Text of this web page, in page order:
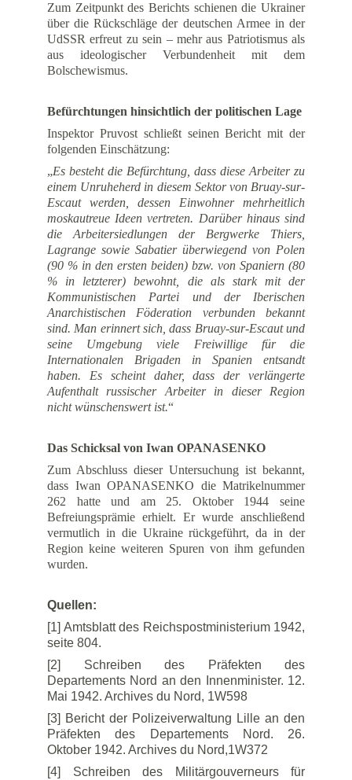
Zum Zeitpunkt des Berichts schienen die Ukrainer
über die Rückschläge der deutschen Armee in der
UdSSR erfreut zu sein – mehr aus Patriotismus als
aus ideologischer Verbundenheit mit dem
Bolschewismus.
Befürchtungen hinsichtlich der politischen Lage
Inspektor Pruvost schließt seinen Bericht mit der
folgenden Einschätzung:
„Es besteht die Befürchtung, dass diese Arbeiter zu
einem Unruheherd in diesem Sektor von Bruay-sur-
Escaut werden, dessen Einwohner mehrheitlich
moskautreue Ideen vertreten. Darüber hinaus sind
die Arbeitersiedlungen der Bergwerke Thiers,
Lagrange sowie Sabatier überwiegend von Polen
(90 % in den ersten beiden) bzw. von Spaniern (80
% in letzterer) bewohnt, die als stark mit der
Kommunistischen Partei und der Iberischen
Anarchistischen Föderation verbunden bekannt
sind. Man erinnert sich, dass Bruay-sur-Escaut und
seine Umgebung viele Freiwillige für die
Internationalen Brigaden in Spanien entsandt
haben. Es scheint daher, dass der verlängerte
Aufenthalt russischer Arbeiter in dieser Region
nicht wünschenswert ist.“
Das Schicksal von Iwan OPANASENKO
Zum Abschluss dieser Untersuchung ist bekannt,
dass Iwan OPANASENKO die Matrikelnummer
262 hatte und am 25. Oktober 1944 seine
Befreiungsprämie erhielt. Er wurde anschließend
vermutlich in die Ukraine rückgeführt, da in der
Region keine weiteren Spuren von ihm gefunden
wurden.
Quellen:
[1] Amtsblatt des Reichspostministerium 1942,
seite 804.
[2] Schreiben des Präfekten des
Departements Nord an den Innenminister. 12.
Mai 1942. Archives du Nord, 1W598
[3] Bericht der Polizeiverwaltung Lille an den
Präfekten des Departements Nord. 26.
Oktober 1942. Archives du Nord,1W372
[4] Schreiben des Militärgouverneurs für